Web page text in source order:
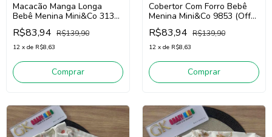
Macacão Manga Longa
Bebê Menina Mini&Co 3139
(Vermelho)
R$83,94 R$139,90
12 x de R$8,63
Comprar
Cobertor Com Forro Bebê
Menina Mini&Co 9853 (Off
White/Rosa)
R$83,94 R$139,90
12 x de R$8,63
Comprar